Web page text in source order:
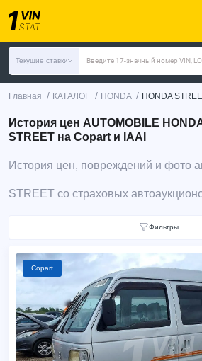
Текущие ставки Введите 17-значный номер VIN,
Главная / КАТАЛОГ / HONDA / HONDA
История цен AUTOMOBILE
STREET на Copart и IAAI
История цен, повреждений и фото
STREET со страховых
Фильтры
Copart